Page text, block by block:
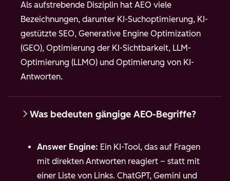
Als aufstrebende Disziplin hat AEO viele
Bezeichnungen, darunter KI-Suchoptimierung, KI-
gestützte SEO, Generative Engine Optimization
(GEO), Optimierung der KI-Sichtbarkeit, LLM-
Optimierung (LLMO) und Optimierung von KI-
Antworten.
Was bedeuten gängige AEO-Begriffe?
Answer Engine: Ein KI-Tool, das auf Fragen
mit direkten Antworten reagiert – statt mit
einer Liste von Links. ChatGPT, Gemini und